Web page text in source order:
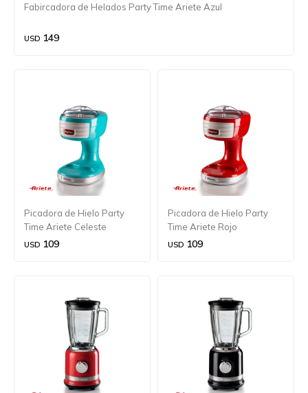
Fabircadora de Helados Party Time Ariete Azul
USD 149
Picadora de Hielo Party
Time Ariete Celeste
USD 109
Picadora de Hielo Party
Time Ariete Rojo
USD 109